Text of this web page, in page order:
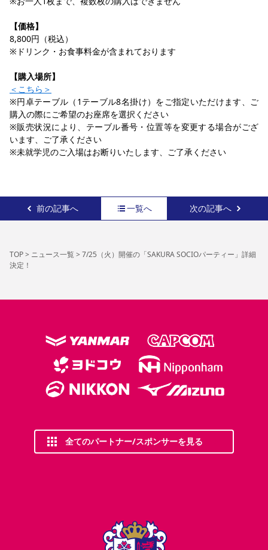
【価格】
8,800円（税込）
※ドリンク・お食事料金が含まれております
【購入場所】
＜こちら＞
※円卓テーブル（1テーブル8名掛け）をご指定いただけます、ご
購入の際にご希望のお座席を選択ください
※販売状況により、テーブル番号・位置等を変更する場合がござ
います、ご了承ください
※未就学児のご入場はお断りいたします、ご了承ください
前の記事へ 一覧へ 次の記事へ
TOP> ニュース一覧> 7/25（火）開催の「SAKURA SOCIOパーティー」詳細
決定！
全てのパートナー/スポンサーを見る